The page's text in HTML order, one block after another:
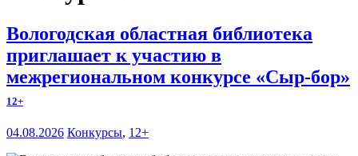
Вологодская областная библиотека
приглашает к участию в
межрегиональном конкурсе «Сыр-бор»
12+
04.08.2026 Конкурсы, 12+